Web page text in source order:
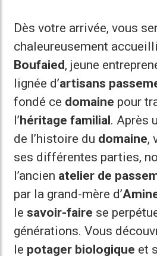
Dès votre arrivée, vous
chaleureusement
Boufaied, jeune
lignée d’artisans
fondé ce domaine pour
l’héritage familial. Après
de l’histoire du domaine,
ses différentes parties,
l’ancien atelier de
par la grand-mère d’
lesavoir-faire se
générations. Vous
le potager biologique et